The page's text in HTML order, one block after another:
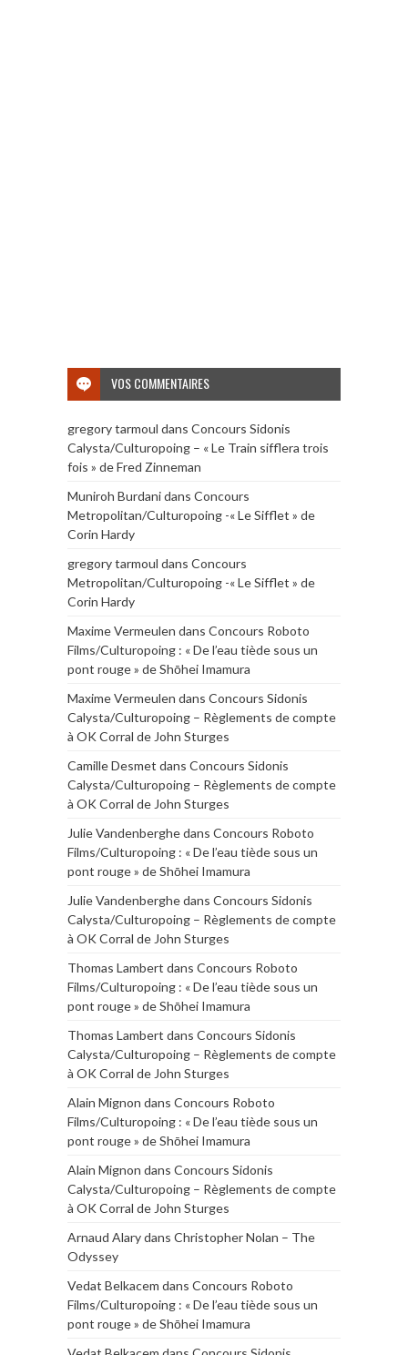
VOS COMMENTAIRES
gregory tarmoul dans Concours Sidonis
Calysta/Culturopoing – « Le Train sifflera trois
fois » de Fred Zinneman
Muniroh Burdanidans Concours
Metropolitan/Culturopoing -« Le Sifflet » de
Corin Hardy
gregory tarmoul dans Concours
Metropolitan/Culturopoing -« Le Sifflet » de
Corin Hardy
Maxime Vermeulen dans Concours Roboto
Films/Culturopoing : « De l’eau tiède sous un
pont rouge » de Shōhei Imamura
Maxime Vermeulen dans Concours Sidonis
Calysta/Culturopoing – Règlements de compte
à OK Corral de John Sturges
Camille Desmet dans Concours Sidonis
Calysta/Culturopoing – Règlements de compte
à OK Corral de John Sturges
Julie Vandenberghedans Concours Roboto
Films/Culturopoing : « De l’eau tiède sous un
pont rouge » de Shōhei Imamura
Julie Vandenberghedans Concours Sidonis
Calysta/Culturopoing – Règlements de compte
à OK Corral de John Sturges
Thomas Lambert dans Concours Roboto
Films/Culturopoing : « De l’eau tiède sous un
pont rouge » de Shōhei Imamura
Thomas Lambert dans Concours Sidonis
Calysta/Culturopoing – Règlements de compte
à OK Corral de John Sturges
Alain Mignon dans Concours Roboto
Films/Culturopoing : « De l’eau tiède sous un
pont rouge » de Shōhei Imamura
Alain Mignon dans Concours Sidonis
Calysta/Culturopoing – Règlements de compte
à OK Corral de John Sturges
Arnaud Alarydans Christopher Nolan – The
Odyssey
Vedat Belkacem dans Concours Roboto
Films/Culturopoing : « De l’eau tiède sous un
pont rouge » de Shōhei Imamura